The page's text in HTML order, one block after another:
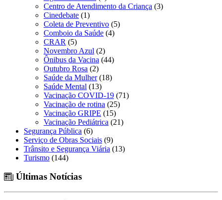
Centro de Atendimento da Criança (3)
Cinedebate (1)
Coleta de Preventivo (5)
Comboio da Saúde (4)
CRAR (5)
Novembro Azul (2)
Ônibus da Vacina (44)
Outubro Rosa (2)
Saúde da Mulher(18)
Saúde Mental (13)
Vacinação COVID-19 (71)
Vacinação de rotina (25)
Vacinação GRIPE (15)
Vacinação Pediátrica (21)
Segurança Pública (6)
Serviço de Obras Sociais (9)
Trânsito e Segurança Viária (13)
Turismo (144)
Últimas Notícias